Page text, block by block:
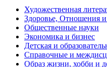
Художественная
Здоровье, Отношения
Общественные науки
Экономика и бизнес
Детская и
Справочные и
Образ жизни, хобби и